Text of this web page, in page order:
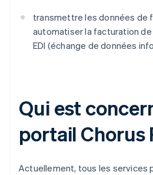
transmettre les données de
automatiser la facturation
EDI (échange de données
Qui est
portail Chorus
Actuellement, tous les services